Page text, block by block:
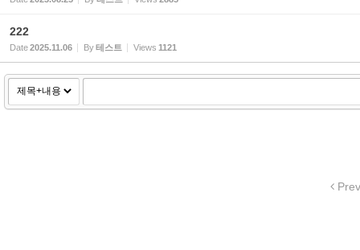
222
Date2025.11.06 By테스트 Views 1121
Prev